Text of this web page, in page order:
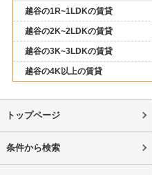
越谷の1R~1LDKの賃貸
越谷の2K~2LDKの賃貸
越谷の3K~3LDKの賃貸
越谷の4K以上の賃貸
トップページ
条件から検索